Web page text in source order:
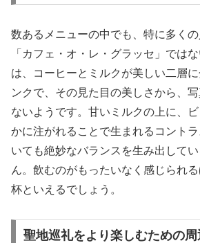
数あるメニューの中でも、特に多く
「カフェ・オ・レ・グラッセ」では
は、コーヒーとミルクが美しい二層
ンクで、その見た目の美しさから、
ないようです。甘いミルクの上に、
かに注がれることで生まれるコント
いても絶妙なバランスを生み出して
ん。飲むのがもったいなく感じられ
杯といえるでしょう。
聖地巡礼をより楽しむための周